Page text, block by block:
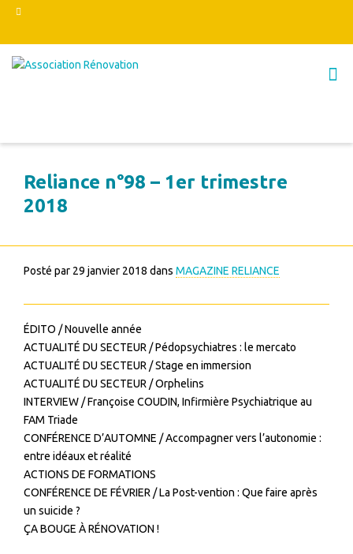
Reliance n°98 – 1er trimestre
2018
Posté par 29 janvier 2018 dans MAGAZINE RELIANCE
ÉDITO / Nouvelle année
ACTUALITÉ DU SECTEUR / Pédopsychiatres : le mercato
ACTUALITÉ DU SECTEUR / Stage en immersion
ACTUALITÉ DU SECTEUR / Orphelins
INTERVIEW / Françoise COUDIN, Infirmière Psychiatrique au
FAM Triade
CONFÉRENCE D’AUTOMNE / Accompagner vers l’autonomie :
entre idéaux et réalité
ACTIONS DE FORMATIONS
CONFÉRENCE DE FÉVRIER / La Post-vention : Que faire après
un suicide ?
ÇA BOUGE À RÉNOVATION !